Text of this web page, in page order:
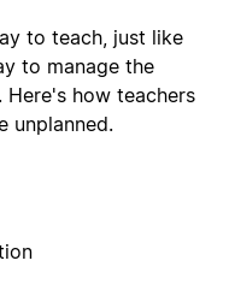
to teach, just like
to manage the
how teachers
unplanned.